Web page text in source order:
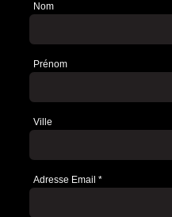
Newsletter
Nom
Prénom
Ville
Adresse Email *